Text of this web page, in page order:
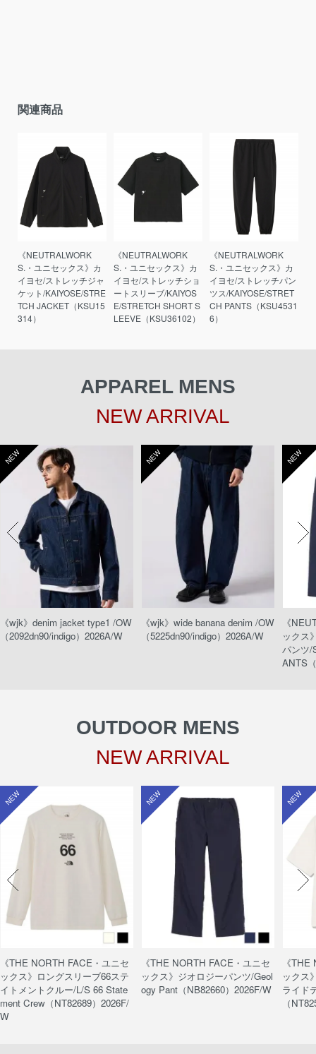
関連商品
《NEUTRALWORK
S.・ユニセックス》カ
イヨセ/ストレッチジャ
ケット/KAIYOSE/STRE
TCH JACKET（KSU15
314）
《NEUTRALWORK
S.・ユニセックス》カ
イヨセ/ストレッチショ
ートスリーブ/KAIYOS
E/STRETCH SHORT S
LEEVE（KSU36102）
《NEUTRALWORK
S.・ユニセックス》カ
イヨセ/ストレッチパン
ツス/KAIYOSE/STRET
CH PANTS（KSU4531
6）
APPAREL MENS
NEW ARRIVAL
NEW
《wjk》denim jacket type1 /OW
（2092dn90/indigo）2026A/W
NEW
《wjk》wide banana denim /OW
（5225dn90/indigo）2026A/W
NEW
《
ックス
パンツ
ANTS
OUTDOOR MENS
NEW ARRIVAL
NEW
《THE NORTH FACE・ユニセ
ックス》ロングスリーブ66ステ
イトメントクルー/L/S 66 State
ment Crew（NT82689）2026F/
W
NEW
《THE NORTH FACE・ユニセ
ックス》ジオロジーパンツ/Geol
ogy Pant（NB82660）2026F/W
NEW
《
ックス
ライド
（